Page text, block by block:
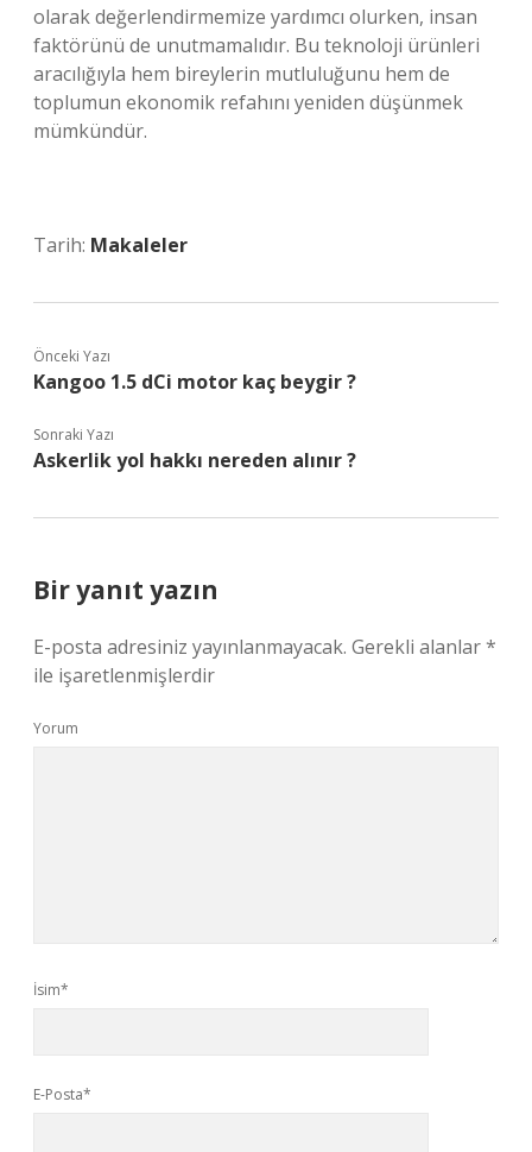
olarak değerlendirmemize yardımcı olurken, insan
faktörünü de unutmamalıdır. Bu teknoloji ürünleri
aracılığıyla hem bireylerin mutluluğunu hem de
toplumun ekonomik refahını yeniden düşünmek
mümkündür.
Tarih: Makaleler
Önceki Yazı
Kangoo 1.5 dCi motor kaç beygir ?
Sonraki Yazı
Askerlik yol hakkı nereden alınır ?
Bir yanıt yazın
E-posta adresiniz yayınlanmayacak. Gerekli alanlar*
ile işaretlenmişlerdir
Yorum
İsim*
E-Posta*